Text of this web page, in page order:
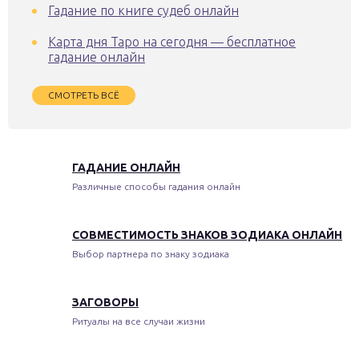
Гадание по книге судеб онлайн
Карта дня Таро на сегодня — бесплатное
гадание онлайн
СМОТРЕТЬ ВСЁ
ГАДАНИЕ ОНЛАЙН
Различные способы гадания онлайн
СОВМЕСТИМОСТЬ ЗНАКОВ ЗОДИАКА ОНЛАЙН
Выбор партнера по знаку зодиака
ЗАГОВОРЫ
Ритуалы на все случаи жизни